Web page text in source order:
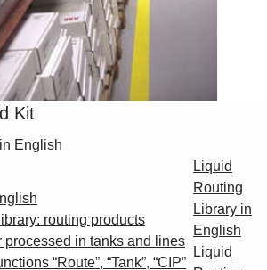
Kit
in English
routing products
processed in tanks and lines
“Route”, “Tank”, “CIP”
Liquid
Routing
Library in
English
Liquid